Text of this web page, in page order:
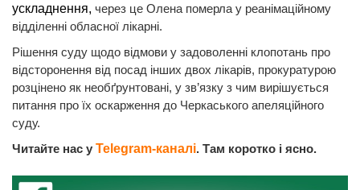
ускладнення, через це Олена померла у реанімаційному
відділенні обласної лікарні.
Рішення суду щодо відмови у задоволенні клопотань про
відсторонення від посад інших двох лікарів, прокуратурою
розцінено як необґрунтовані, у зв’язку з чим вирішується
питання про їх оскарження до Черкаського апеляційного
суду.
Читайте нас у Telegram-каналі. Там коротко і ясно.